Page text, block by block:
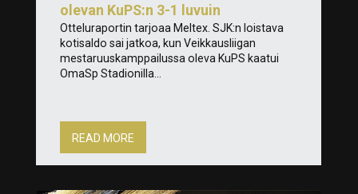
olevan KuPS:n 3-1 luvuin
Otteluraportin tarjoaa Meltex. SJK:n loistava
kotisaldo sai jatkoa, kun Veikkausliigan
mestaruuskamppailussa oleva KuPS kaatui
OmaSp Stadionilla...
READ MORE